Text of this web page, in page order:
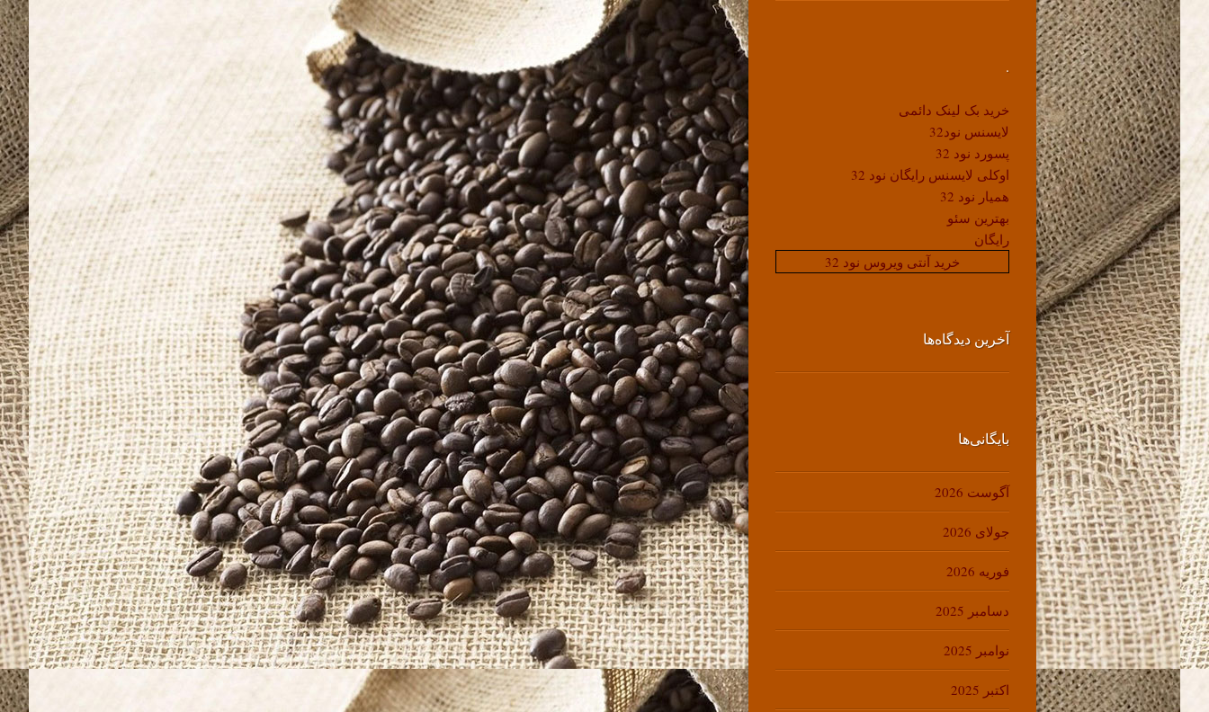
.
خرید بک لینک دائمی
لایسنس نود32
پسورد نود 32
اوکلی لایسنس رایگان نود 32
همیار نود 32
بهترین سئو
رایگان
خرید آنتی ویروس نود 32
آخرین دیدگاه‌ها
بایگانی‌ها
آگوست 2026
جولای 2026
فوریه 2026
دسامبر 2025
نوامبر 2025
اکتبر 2025